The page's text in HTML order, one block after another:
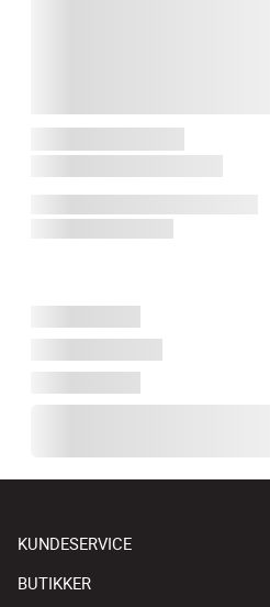
KUNDESERVICE
BUTIKKER